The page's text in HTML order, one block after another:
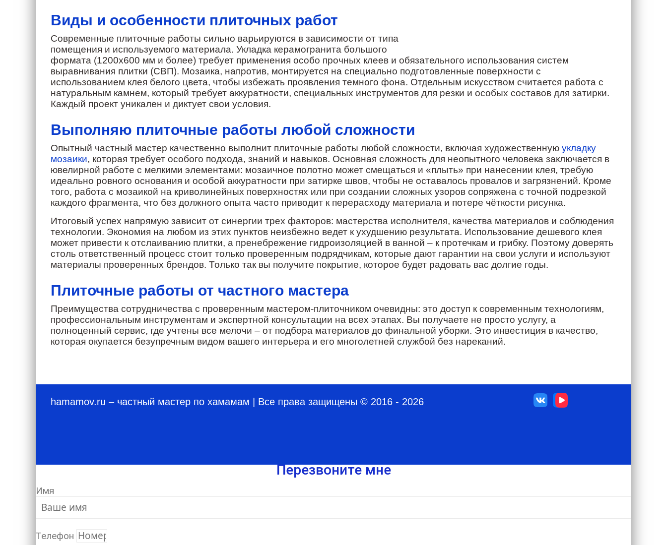
Виды и особенности плиточных работ
Современные плиточные работы сильно варьируются в зависимости от типа
помещения и используемого материала. Укладка керамогранита большого
формата (1200х600 мм и более) требует применения особо прочных клеев и обязательного использования систем
выравнивания плитки (СВП). Мозаика, напротив, монтируется на специально подготовленные поверхности с
использованием клея белого цвета, чтобы избежать проявления темного фона. Отдельным искусством считается работа с
натуральным камнем, который требует аккуратности, специальных инструментов для резки и особых составов для затирки.
Каждый проект уникален и диктует свои условия.
Выполняю плиточные работы любой сложности
Опытный частный мастер качественно выполнит плиточные работы любой сложности, включая художественную укладку
мозаики, которая требует особого подхода, знаний и навыков. Основная сложность для неопытного человека заключается в
ювелирной работе с мелкими элементами: мозаичное полотно может смещаться и «плыть» при нанесении клея, требую
идеально ровного основания и особой аккуратности при затирке швов, чтобы не оставалось провалов и загрязнений. Кроме
того, работа с мозаикой на криволинейных поверхностях или при создании сложных узоров сопряжена с точной подрезкой
каждого фрагмента, что без должного опыта часто приводит к перерасходу материала и потере чёткости рисунка.
Итоговый успех напрямую зависит от синергии трех факторов: мастерства исполнителя, качества материалов и соблюдения
технологии. Экономия на любом из этих пунктов неизбежно ведет к ухудшению результата. Использование дешевого клея
может привести к отслаиванию плитки, а пренебрежение гидроизоляцией в ванной – к протечкам и грибку. Поэтому доверять
столь ответственный процесс стоит только проверенным подрядчикам, которые дают гарантии на свои услуги и используют
материалы проверенных брендов. Только так вы получите покрытие, которое будет радовать вас долгие годы.
Плиточные работы от частного мастера
Преимущества сотрудничества с проверенным мастером-плиточником очевидны: это доступ к современным технологиям,
профессиональным инструментам и экспертной консультации на всех этапах. Вы получаете не просто услугу, а
полноценный сервис, где учтены все мелочи – от подбора материалов до финальной уборки. Это инвестиция в качество,
которая окупается безупречным видом вашего интерьера и его многолетней службой без нареканий.
hamamov.ru – частный мастер по хамамам | Все права защищены © 2016 - 2026
Перезвоните мне
Имя
Телефон